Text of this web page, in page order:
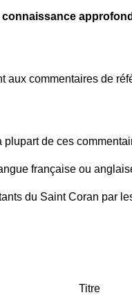
connaissance
aux commentaires de
plupart de ces
française ou
du Saint Coran par
Titre